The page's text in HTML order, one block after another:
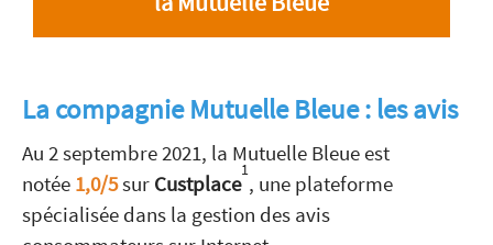
La compagnie Mutuelle Bleue : les avis
Au 2 septembre 2021, la Mutuelle Bleue est
notée 1,0/5sur Custplace
1
, une plateforme
spécialisée dans la gestion des avis